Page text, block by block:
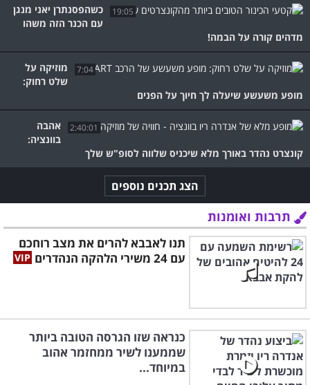
19:05
כשהפסנתרן יאני מנגן
עם הכנר הזה משהו
מדהים קורה על הבמה!
7:04
מוזיקה על
שלט רחוק:
מופע משעשע שיעלה לך חיוך על הפנים
2:40:01
אהבה
בוונציה:
קונצרט נהדר באורך מלא שיכניס שלווה לסופ"ש שלך
הצג תכנים נוספים
תרבות ואומנות
תנו לאבבא להרים את מצב רוחכם
עם 24 משירי הלהקה הנהדרים
כנראה שזו הגרסה הטובה ביותר
שממענו לשיר ממחזמר אהוב
במיוחד...